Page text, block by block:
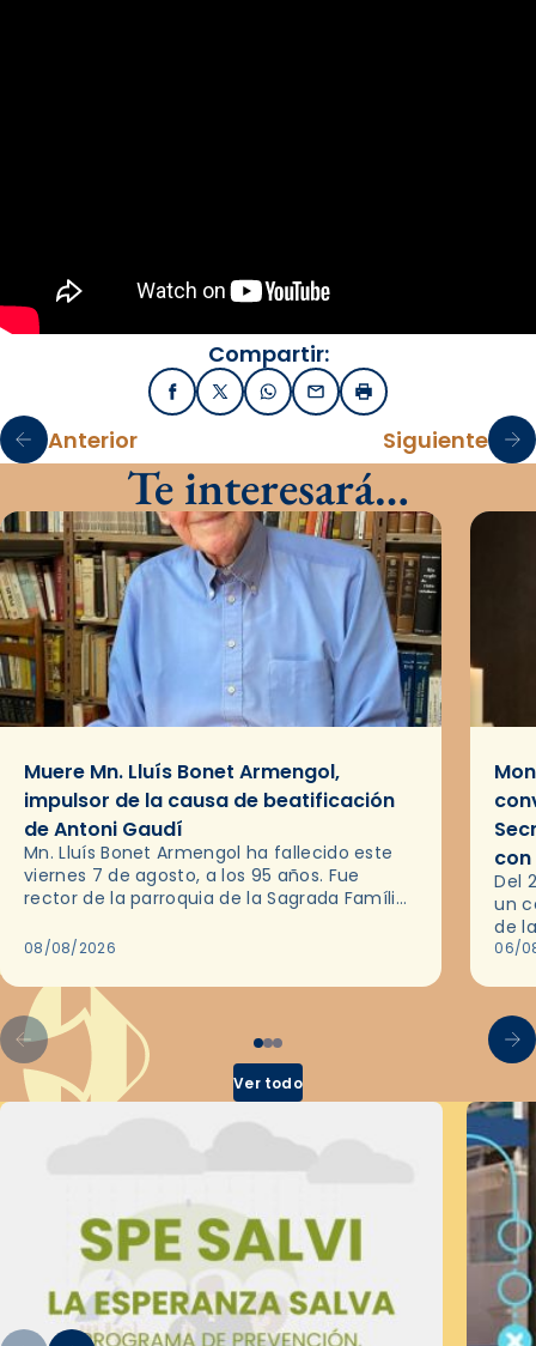
Compartir:
FacebookX / TwitterWhatsApp
EmailImprimir
Anterior Siguiente
Te interesará…
Muere Mn. Lluís Bonet Armengol,
impulsor de la causa de beatificación
de Antoni Gaudí
Mn. Lluís Bonet Armengol ha fallecido este
viernes 7 de agosto, a los 95 años. Fue
rector de la parroquia de la Sagrada Família
08/08/2026
Del
un
de
en
06/
Ver todo